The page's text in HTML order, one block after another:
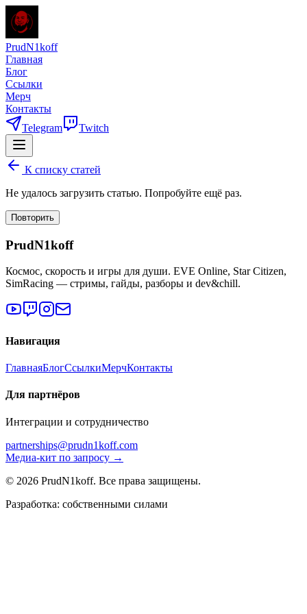
PrudN1koff
Главная
Блог
Ссылки
Мерч
Контакты
Telegram
Twitch
К списку статей
Не удалось загрузить статью. Попробуйте ещё раз.
Повторить
PrudN1koff
Космос, скорость и игры для души. EVE Online, Star Citizen,
SimRacing — стримы, гайды, разборы и dev&chill.
Навигация
ГлавнаяБлогСсылкиМерчКонтакты
Для партнёров
Интеграции и сотрудничество
partnerships@prudn1koff.com
Медиа-кит по запросу →
© 2026 PrudN1koff. Все права защищены.
Разработка: собственными силами